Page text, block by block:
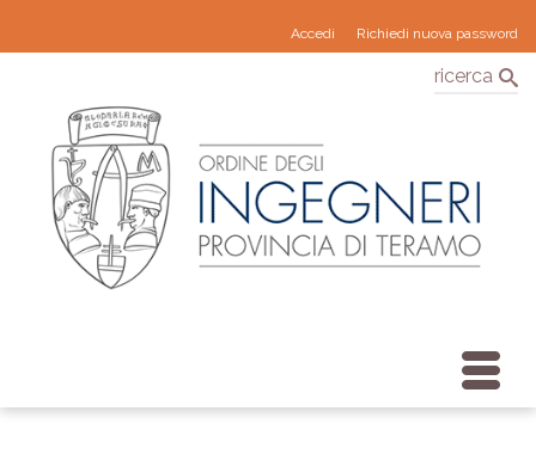
Accedi Richiedi nuova password
ricerca